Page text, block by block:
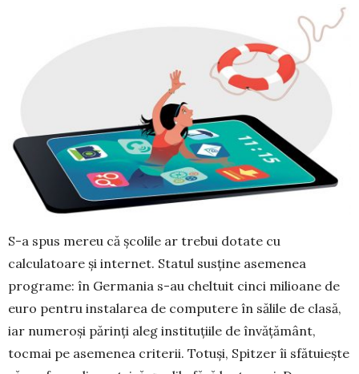
S-a spus mereu că școlile ar trebui dotate cu
calculatoare și internet. Statul susține asemenea
programe: în Germania s-au cheltuit cinci mili­oane de
euro pentru instalarea de computere în sălile de clasă,
iar numeroși părinți aleg instituțiile de învățământ,
tocmai pe asemenea criterii. To­tuși, Spitzer îi sfătuiește